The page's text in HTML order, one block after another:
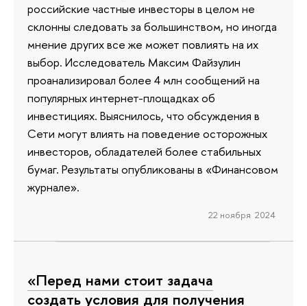
российские частные инвесторы в целом не
склонны следовать за большинством, но иногда
мнение других все же может повлиять на их
выбор. Исследователь Максим Файзулин
проанализировал более 4 млн сообщений на
популярных интернет-площадках об
инвестициях. Выяснилось, что обсуждения в
Сети могут влиять на поведение осторожных
инвесторов, обладателей более стабильных
бумаг. Результаты опубликованы в «Финансовом
журнале».
22 ноября 2024
«Перед нами стоит задача
создать условия для получения